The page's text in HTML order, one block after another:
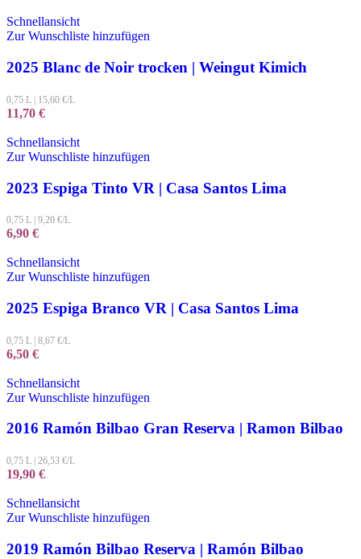
Schnellansicht
Zur Wunschliste hinzufügen
2025 Blanc de Noir trocken | Weingut Kimich
0,75 L | 15,60 €/L
11,70 €
Schnellansicht
Zur Wunschliste hinzufügen
2023 Espiga Tinto VR | Casa Santos Lima
0,75 L 9,20 €/L
6,90 €
Schnellansicht
Zur Wunschliste hinzufügen
2025 Espiga Branco VR | Casa Santos Lima
0,75 L | 8,67 €/L
6,50 €
Schnellansicht
Zur Wunschliste hinzufügen
2016 Ramón Bilbao Gran Reserva | Ramon Bilbao
0,75 L 26,53 €/L
19,90 €
Schnellansicht
Zur Wunschliste hinzufügen
2019 Ramón Bilbao Reserva | Ramón Bilbao